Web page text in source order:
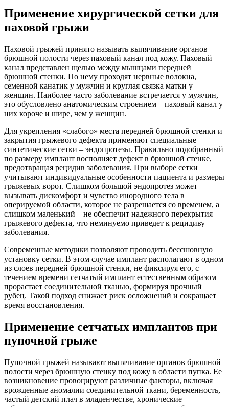
Применение хирургической сетки для
паховой грыжи
Паховой грыжей принято называть выпячивание органов
брюшной полости через паховый канал под кожу. Паховый
канал представлен щелью между мышцами передней
брюшной стенки. По нему проходят нервные волокна,
семенной канатик у мужчин и круглая связка матки у
женщин. Наиболее часто заболевание встречается у мужчин,
это обусловлено анатомическим строением – паховый канал у
них короче и шире, чем у женщин.
Для укрепления «слабого» места передней брюшной стенки и
закрытия грыжевого дефекта применяют специальные
синтетические сетки – эндопротезы. Правильно подобранный
по размеру имплант восполняет дефект в брюшной стенке,
предотвращая рецидив заболевания. При выборе сетки
учитывают индивидуальные особенности пациента и размеры
грыжевых ворот. Слишком большой эндопротез может
вызывать дискомфорт и чувство инородного тела в
оперируемой области, которое не разрешается со временем, а
слишком маленький – не обеспечит надежного перекрытия
грыжевого дефекта, что неминуемо приведет к рецидиву
заболевания.
Современные методики позволяют проводить бессшовную
установку сетки. В этом случае имплант располагают в одном
из слоев передней брюшной стенки, не фиксируя его, с
течением времени сетчатый имплант естественным образом
прорастает соединительной тканью, формируя прочный
рубец. Такой подход снижает риск осложнений и сокращает
время восстановления.
Применение сетчатых имплантов при
пупочной грыже
Пупочной грыжей называют выпячивание органов брюшной
полости через брюшную стенку под кожу в области пупка. Ее
возникновение провоцируют различные факторы, включая
врожденные аномалии соединительной ткани, беременность,
частый детский плач в младенчестве, хронические